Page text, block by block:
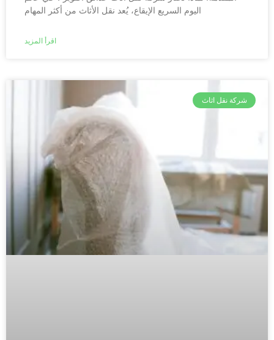
اليوم السريع الإيقاع، يُعد نقل الأثاث من أكثر المهام
اقرأ المزيد
شركة نقل اثاث